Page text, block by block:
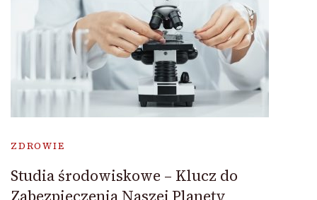
ZDROWIE
Studia środowiskowe – Klucz do